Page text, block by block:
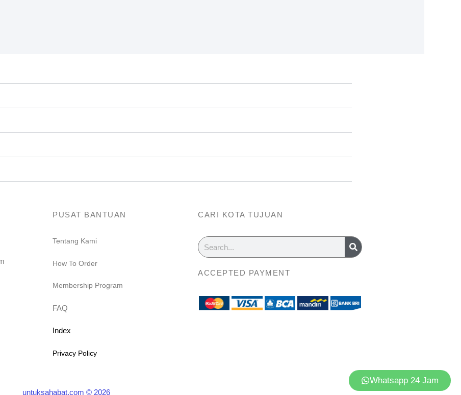
PUSAT BANTUAN
Tentang Kami
How To Order
Membership Program
FAQ
Index
Privacy Policy
CARI KOTA TUJUAN
Search
ACCEPTED PAYMENT
untuksahabat.com © 2026
Whatsapp 24 Jam